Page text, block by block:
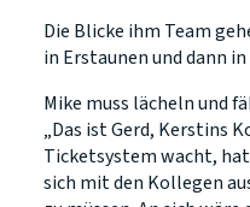
Die Blicke ihm Team
in Erstaunen und dann in
Mike muss lächeln und
„Das ist Gerd, Kerstins
Ticketsystem wacht,
sich mit den Kollegen